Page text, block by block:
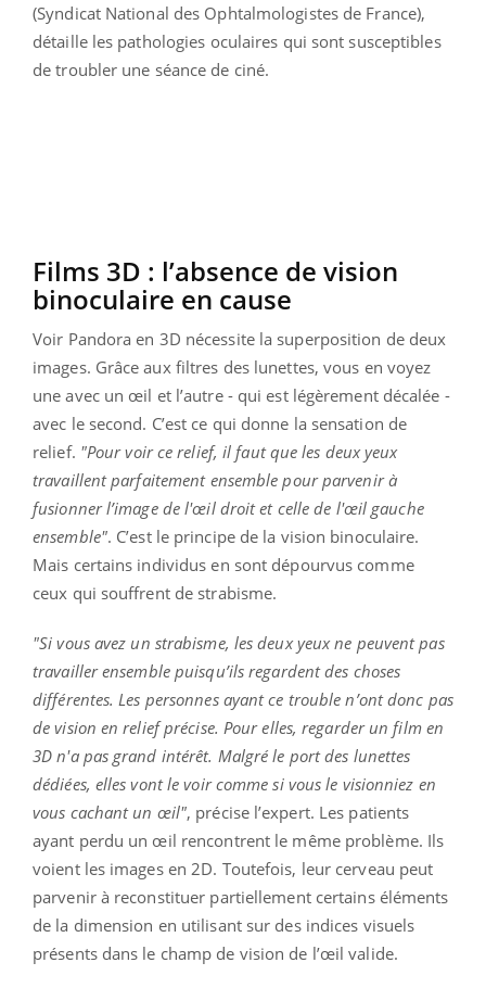
(Syndicat National des Ophtalmologistes de France),
détaille les pathologies oculaires qui sont susceptibles
de troubler une séance de ciné.
Films 3D : l’absence de vision
binoculaire en cause
Voir Pandora en 3D nécessite la superposition de deux
images. Grâce aux filtres des lunettes, vous en voyez
une avec un œil et l’autre - qui est légèrement décalée -
avec le second. C’est ce qui donne la sensation de
relief. "Pour voir ce relief, il faut que les deux yeux
travaillent parfaitement ensemble pour parvenir à
fusionner l’image de l'œil droit et celle de l'œil gauche
ensemble". C’est le principe de la vision binoculaire.
Mais certains individus en sont dépourvus comme
ceux qui souffrent de strabisme.
"Si vous avez un strabisme, les deux yeux ne peuvent pas
travailler ensemble puisqu’ils regardent des choses
différentes. Les personnes ayant ce trouble n’ont donc pas
de vision en relief précise. Pour elles, regarder un film en
3D n'a pas grand intérêt. Malgré le port des lunettes
dédiées, elles vont le voir comme si vous le visionniez en
vous cachant un œil", précise l’expert. Les patients
ayant perdu un œil rencontrent le même problème. Ils
voient les images en 2D. Toutefois, leur cerveau peut
parvenir à reconstituer partiellement certains éléments
de la dimension en utilisant sur des indices visuels
présents dans le champ de vision de l’œil valide.